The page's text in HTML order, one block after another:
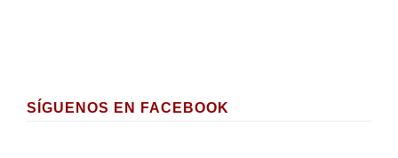
SÍGUENOS EN FACEBOOK